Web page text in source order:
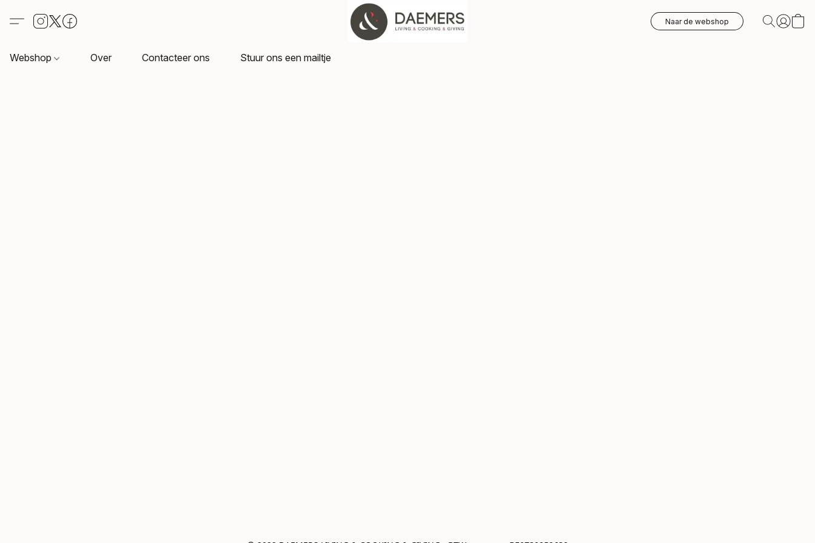
Naar de webshop
Webshop Over Contacteer ons Stuur ons een mailtje